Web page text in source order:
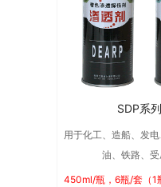
SDP系
用于化工、造船、发
油、铁路、受
450ml/瓶，6瓶/套（1